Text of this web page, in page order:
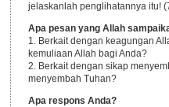
jelaskanlah penglihatannya itu!
Apa pesan yang Allah
1. Berkait dengan keagungan
kemuliaan Allah bagi Anda?
2. Berkait dengan sikap
menyembah Tuhan?
Apa respons Anda?